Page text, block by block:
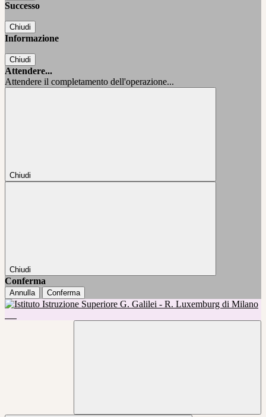
Successo
Chiudi
Informazione
Chiudi
Attendere...
Attendere il completamento dell'operazione...
Chiudi
Chiudi
Conferma
Annulla Conferma